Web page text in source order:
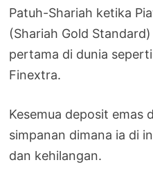
Patuh-Shariah ketika
(Shariah Gold
pertama di dunia
Finextra.
Kesemua deposit emas
simpanan dimana ia di
dan kehilangan.